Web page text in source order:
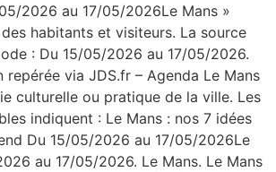
2026 au 17/05/2026Le Mans »
habitants et visiteurs. La source
: Du 15/05/2026 au 17/05/2026.
via JDS.fr – Agenda Le Mans
culturelle ou pratique de la ville. Les
indiquent : Le Mans : nos 7 idées
Du 15/05/2026 au 17/05/2026Le
au 17/05/2026. Le Mans. Le Mans